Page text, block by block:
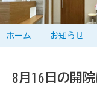
ホーム お知らせ
8月16日の開